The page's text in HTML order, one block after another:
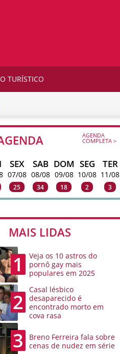
TURÍSTICO
AGENDA
COMPLETA >
SEX
07/08
25
SAB
08/08
34
DOM
09/08
18
SEG
10/08
2
TER
11/08
3
MAIS LIDAS
1
Veja os 10 astros do
pornô gay mais
populares em 2025
2
Casal lésbico
desaparecido é
encontrado morto em
cova rasa
3
Breno Ferreira fala sobre
cenas de nudez em série